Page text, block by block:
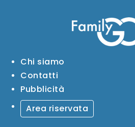
Chi siamo
Contatti
Pubblicità
Area riservata